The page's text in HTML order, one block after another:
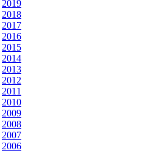
2019
2018
2017
2016
2015
2014
2013
2012
2011
2010
2009
2008
2007
2006